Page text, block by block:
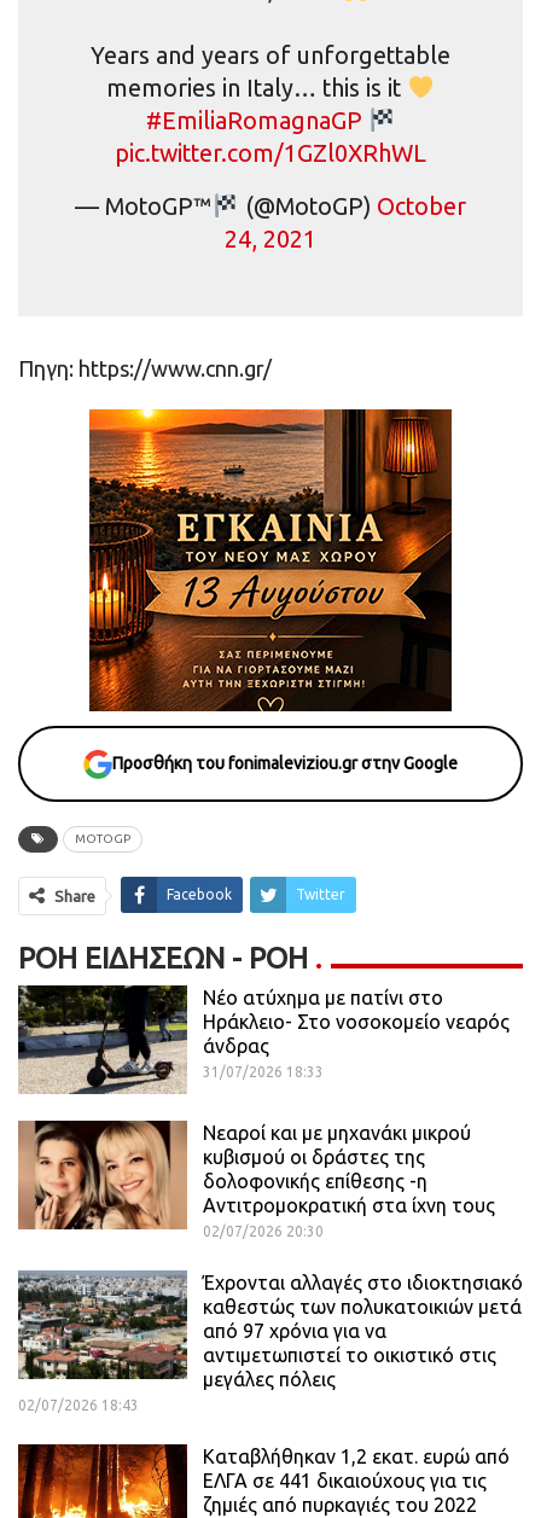
Years and years of unforgettable
memories in Italy… this is it
#EmiliaRomagnaGP
pic.twitter.com/1GZl0XRhWL
— MotoGP™
(@MotoGP) October
24, 2021
Πηγη: https://www.cnn.gr/
Προσθήκη του fonimaleviziou.gr στην Google
MOTOGP
Share Facebook Twitter
ΡΟΉ ΕΙΔΉΣΕΩΝ - ΡΟΗ
Νέο ατύχημα με πατίνι στο
Ηράκλειο- Στο νοσοκομείο νεαρός
άνδρας
31/07/2026 18:33
Νεαροί και με μηχανάκι μικρού
κυβισμού οι δράστες της
δολοφονικής επίθεσης -η
Αντιτρομοκρατική στα ίχνη τους
02/07/2026 20:30
Έχρονται αλλαγές στο ιδιοκτησιακό
καθεστώς των πολυκατοικιών μετά
από 97 χρόνια για να
αντιμετωπιστεί το οικιστικό στις
μεγάλες πόλεις
02/07/2026 18:43
Καταβλήθηκαν 1,2 εκατ. ευρώ από
ΕΛΓΑ σε 441 δικαιούχους για τις
ζημιές από πυρκαγιές του 2022